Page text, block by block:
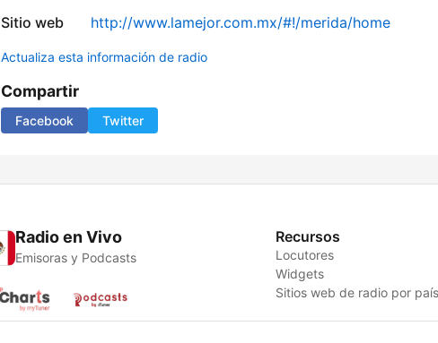
Sitio web http://www.lamejor.com.mx/#!/merida/home
Actualiza esta información de radio
Compartir
Facebook Twitter
Radio en Vivo
Emisoras y Podcasts
Recursos
Locutores
Widgets
Sitios web de radio por